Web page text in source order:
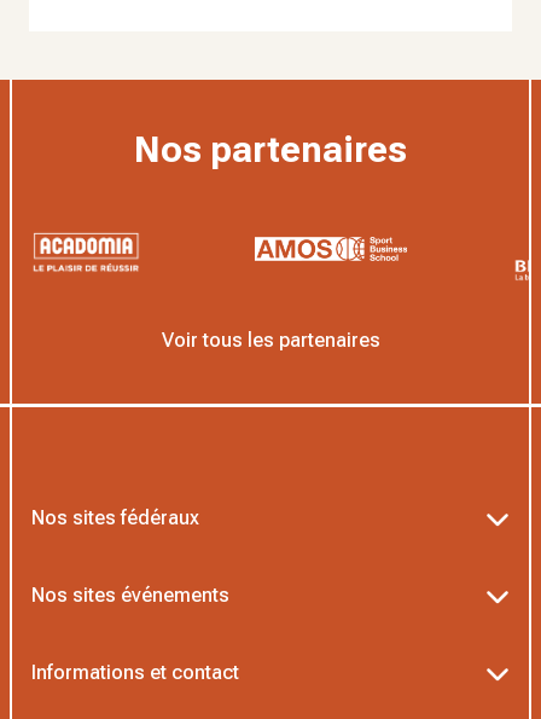
Nos partenaires
Voir tous les partenaires
Nos sites fédéraux
Nos sites événements
Informations et contact